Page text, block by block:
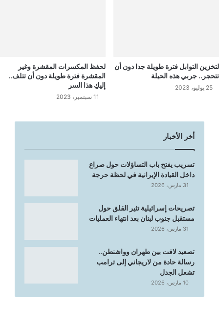
لتخزين التوابل فترة طويلة جدا دون أن
تتحجر.. جربي هذه الحيلة
25 يوليو، 2023
لحفظ المكسرات المقشرة وغير
المقشرة فترة طويلة دون أن تتلف..
إليكِ هذا السر
11 سبتمبر، 2023
أخر الأخبار
تسريب يفتح باب التساؤلات حول صراع
داخل القيادة الإيرانية في لحظة حرجة
31 مارس، 2026
تصريحات إسرائيلية تثير القلق حول
مستقبل جنوب لبنان بعد انتهاء العمليات
31 مارس، 2026
تصعيد لافت بين طهران وواشنطن..
رسالة حادة من لاريجاني إلى ترامب
تشعل الجدل
10 مارس، 2026